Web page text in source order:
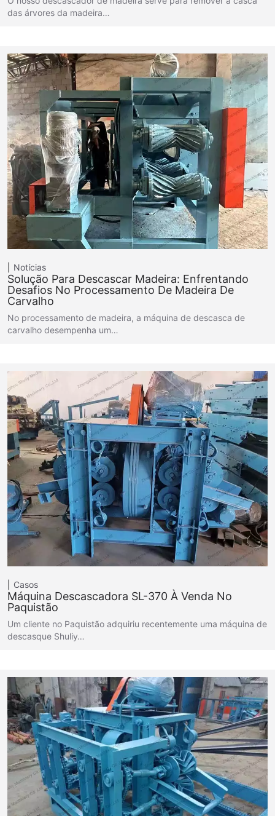
das árvores da madeira…
Notícias
Solução Para Descascar Madeira: Enfrentando
Desafios No Processamento De Madeira De
Carvalho
No processamento de madeira, a máquina de descasca de
carvalho desempenha um…
Casos
Máquina Descascadora SL-370 À Venda No
Paquistão
Um cliente no Paquistão adquiriu recentemente uma máquina de
descasque Shuliy…